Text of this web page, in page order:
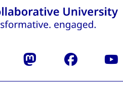
Mastodon Facebook